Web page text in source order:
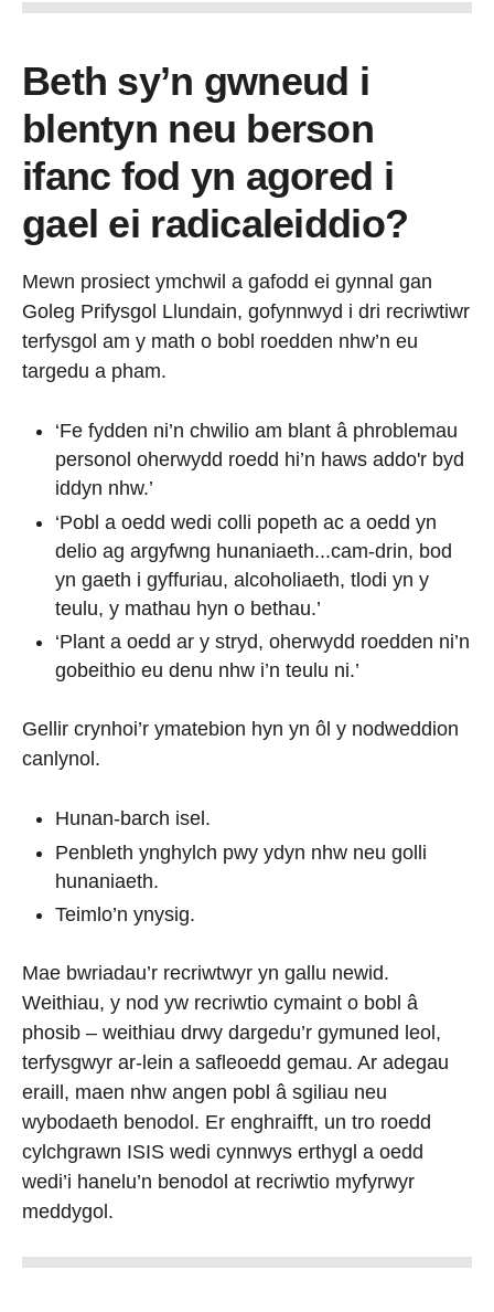
Beth sy’n gwneud i
blentyn neu berson
ifanc fod yn agored i
gael ei radicaleiddio?
Mewn prosiect ymchwil a gafodd ei gynnal gan
Goleg Prifysgol Llundain, gofynnwyd i dri recriwtiwr
terfysgol am y math o bobl roedden nhw’n eu
targedu a pham.
‘Fe fydden ni’n chwilio am blant â phroblemau
personol oherwydd roedd hi’n haws addo'r byd
iddyn nhw.’
‘Pobl a oedd wedi colli popeth ac a oedd yn
delio ag argyfwng hunaniaeth...cam-drin, bod
yn gaeth i gyffuriau, alcoholiaeth, tlodi yn y
teulu, y mathau hyn o bethau.’
‘Plant a oedd ar y stryd, oherwydd roedden ni’n
gobeithio eu denu nhw i’n teulu ni.’
Gellir crynhoi’r ymatebion hyn yn ôl y nodweddion
canlynol.
Hunan-barch isel.
Penbleth ynghylch pwy ydyn nhw neu golli
hunaniaeth.
Teimlo’n ynysig.
Mae bwriadau’r recriwtwyr yn gallu newid.
Weithiau, y nod yw recriwtio cymaint o bobl â
phosib – weithiau drwy dargedu’r gymuned leol,
terfysgwyr ar-lein a safleoedd gemau. Ar adegau
eraill, maen nhw angen pobl â sgiliau neu
wybodaeth benodol. Er enghraifft, un tro roedd
cylchgrawn ISIS wedi cynnwys erthygl a oedd
wedi’i hanelu’n benodol at recriwtio myfyrwyr
meddygol.